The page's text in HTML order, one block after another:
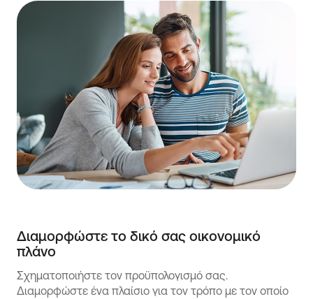
Διαμορφώστε το δικό σας οικονομικό
πλάνο
Σχηματοποιήστε τον προϋπολογισμό σας.
Διαμορφώστε ένα πλαίσιο για τον τρόπο με τον οποίο